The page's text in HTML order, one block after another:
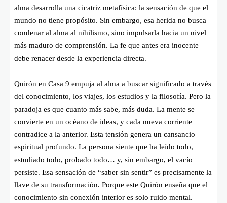
alma desarrolla una cicatriz metafísica: la sensación de que el
mundo no tiene propósito. Sin embargo, esa herida no busca
condenar al alma al nihilismo, sino impulsarla hacia un nivel
más maduro de comprensión. La fe que antes era inocente
debe renacer desde la experiencia directa.
Quirón en Casa 9 empuja al alma a buscar significado a través
del conocimiento, los viajes, los estudios y la filosofía. Pero la
paradoja es que cuanto más sabe, más duda. La mente se
convierte en un océano de ideas, y cada nueva corriente
contradice a la anterior. Esta tensión genera un cansancio
espiritual profundo. La persona siente que ha leído todo,
estudiado todo, probado todo… y, sin embargo, el vacío
persiste. Esa sensación de “saber sin sentir” es precisamente la
llave de su transformación. Porque este Quirón enseña que el
conocimiento sin conexión interior es solo ruido mental.